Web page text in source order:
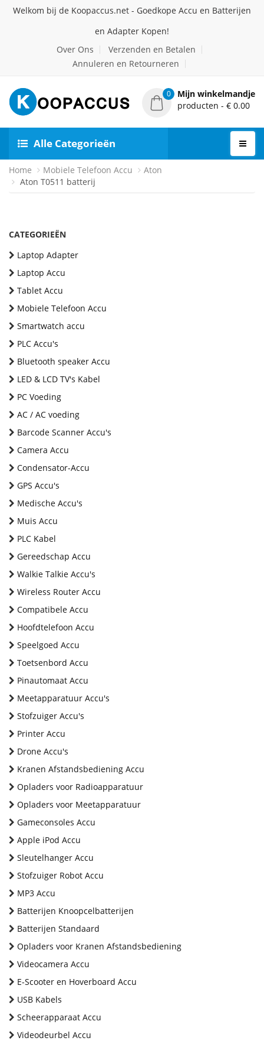
Welkom bij de Koopaccus.net - Goedkope Accu en Batterijen
en Adapter Kopen!
Over Ons
Verzenden en Betalen
Annuleren en Retourneren
0
Mijn winkelmandje
producten - € 0.00
Alle Categorieën
Home Mobiele Telefoon Accu
Aton
Aton T0511 batterij
CATEGORIEËN
Laptop Adapter
Laptop Accu
Tablet Accu
Mobiele Telefoon Accu
Smartwatch accu
PLC Accu's
Bluetooth speaker Accu
LED & LCD TV's Kabel
PC Voeding
AC / AC voeding
Barcode Scanner Accu's
Camera Accu
Condensator-Accu
GPS Accu's
Medische Accu's
Muis Accu
PLC Kabel
Gereedschap Accu
Walkie Talkie Accu's
Wireless Router Accu
Compatibele Accu
Hoofdtelefoon Accu
Speelgoed Accu
Toetsenbord Accu
Pinautomaat Accu
Meetapparatuur Accu's
Stofzuiger Accu's
Printer Accu
Drone Accu's
Kranen Afstandsbediening Accu
Opladers voor Radioapparatuur
Opladers voor Meetapparatuur
Gameconsoles Accu
Apple iPod Accu
Sleutelhanger Accu
Stofzuiger Robot Accu
MP3 Accu
Batterijen Knoopcelbatterijen
Batterijen Standaard
Opladers voor Kranen Afstandsbediening
Videocamera Accu
E-Scooter en Hoverboard Accu
USB Kabels
Scheerapparaat Accu
Videodeurbel Accu